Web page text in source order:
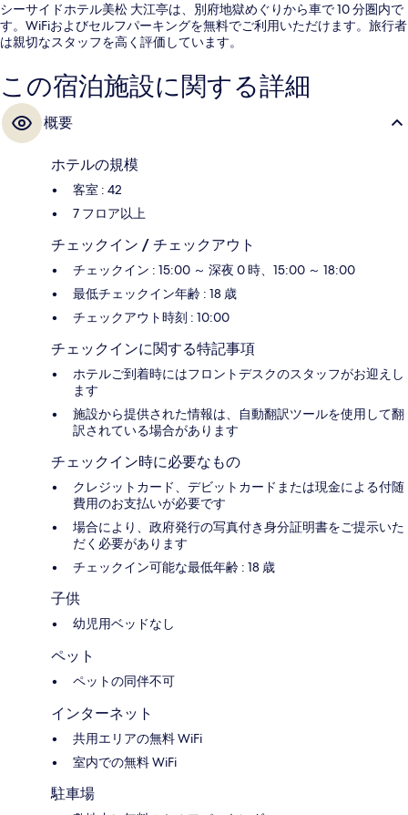
シーサイドホテル美松 大江亭は、別府地獄めぐりから車で 10 分圏内で
す。WiFiおよびセルフパーキングを無料でご利用いただけます。旅行者
は親切なスタッフを高く評価しています。
この宿泊施設に関する詳細
概要
ホテルの規模
客室 : 42
7 フロア以上
チェックイン / チェックアウト
チェックイン : 15:00 ～ 深夜 0 時、15:00 ～ 18:00
最低チェックイン年齢 : 18 歳
チェックアウト時刻 : 10:00
チェックインに関する特記事項
ホテルご到着時にはフロントデスクのスタッフがお迎えし
ます
施設から提供された情報は、自動翻訳ツールを使用して翻
訳されている場合があります
チェックイン時に必要なもの
クレジットカード、デビットカードまたは現金による付随
費用のお支払いが必要です
場合により、政府発行の写真付き身分証明書をご提示いた
だく必要があります
チェックイン可能な最低年齢 : 18 歳
子供
幼児用ベッドなし
ペット
ペットの同伴不可
インターネット
共用エリアの無料 WiFi
室内での無料 WiFi
駐車場